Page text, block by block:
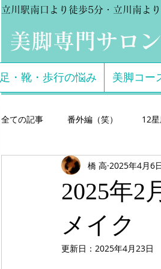
立川駅南口より徒歩5分・立川南よ
美脚専門サロ
足・靴・歩行の悩み 美脚コー
全ての記事 番外編（笑） 12
芸能関係のお客様体験談 美
美脚になる サン
2025年2
メイク
橋 高 2025年4月6
更新日： 2025年4月23日